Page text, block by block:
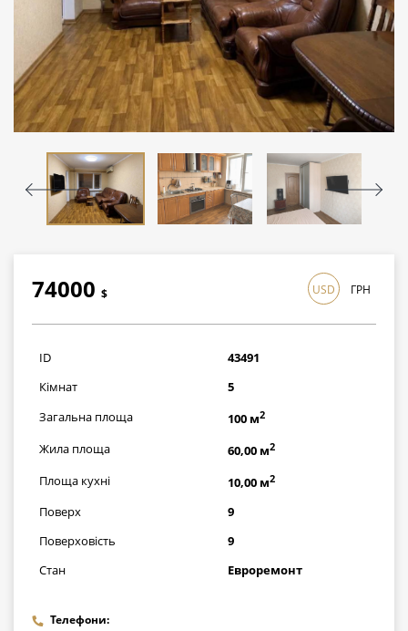
74000 $
2146000грн
USD ГРН
ID
43491
Кімнат
5
Загальна площа
100 м2
Жила площа 60,00 м2
Площа кухні 10,00 м2
Поверх
9
Поверховість
9
Стан
Евроремонт
Телефони: